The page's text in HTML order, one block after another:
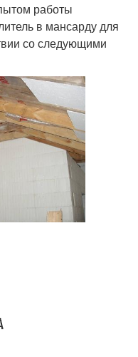
работы
в мансарду для
со следующими